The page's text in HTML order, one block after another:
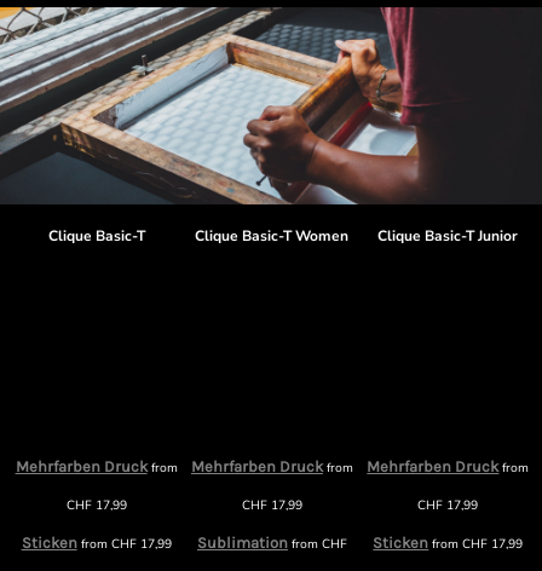
Clique Basic-T
Mehrfarben Druckfrom
CHF17,99
Stickenfrom CHF17,99
Clique Basic-T Women
Mehrfarben Druckfrom
CHF17,99
Sublimationfrom CHF
Clique Basic-T Junior
Mehrfarben Druckfrom
CHF 17,99
Sticken fromCHF 17,99